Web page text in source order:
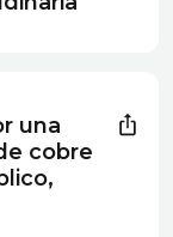
una
cobre